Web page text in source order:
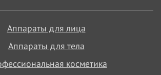
Аппараты для лица
Аппараты для тела
косметика